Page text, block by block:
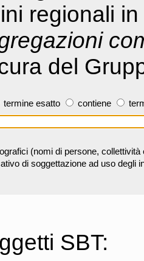
regionali
del
termine esatto contiene
(nomi di persone,
di soggettazione ad uso degli
SBT: